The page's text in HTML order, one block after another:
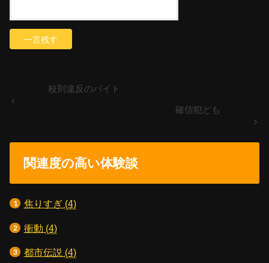
校則違反のバイト
確信犯ども
関連度の高い体験談
焦りすぎ (4)
衝動 (4)
都市伝説 (4)